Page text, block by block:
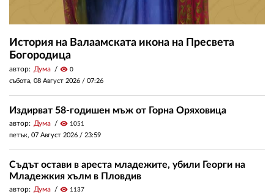
История на Валаамската икона на Пресвета
Богородица
автор: Дума visibility 0
събота, 08 Август 2026 / 07:26
Издирват 58-годишен мъж от Горна Оряховица
автор: Дума visibility 1051
петък, 07 Август 2026 / 23:59
Съдът остави в ареста младежите, убили Георги на
Младежкия хълм в Пловдив
автор: Дума visibility 1137